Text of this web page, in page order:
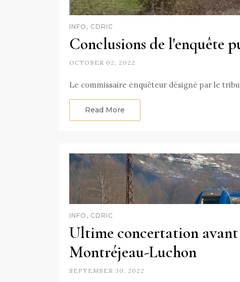
INFO, CDRIC
Conclusions de l'enquête
OCTOBER 02, 2022
Le commissaire enquêteur désigné par le
Read More
INFO, CDRIC
Ultime concertation
Montréjeau-Luchon
SEPTEMBER 30, 2022